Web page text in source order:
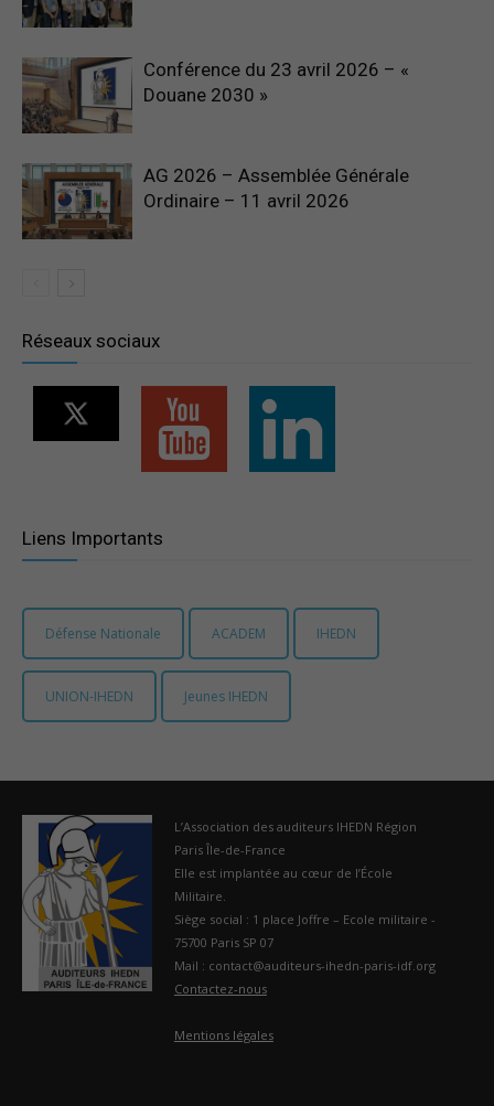
Conférence du 23 avril 2026 – «
Douane 2030 »
AG 2026 – Assemblée Générale
Ordinaire – 11 avril 2026
Réseaux sociaux
Liens Importants
Défense Nationale ACADEM IHEDN
UNION-IHEDN Jeunes IHEDN
L’Association des auditeurs IHEDN Région
Paris Île-de-France
Elle est implantée au cœur de l’École
Militaire.
Siège social : 1 place Joffre – Ecole militaire -
75700 Paris SP 07
Mail : contact@auditeurs-ihedn-paris-idf.org
Contactez-nous
Mentions légales